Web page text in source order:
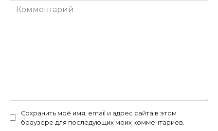
Комментарий
Сохранить моё имя, email и адрес сайта в этом
браузере для последующих моих комментариев.